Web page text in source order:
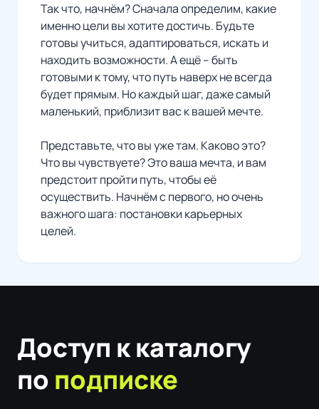
Так что, начнём? Сначала определим, какие
именно цели вы хотите достичь. Будьте
готовы учиться, адаптироваться, искать и
находить возможности. А ещё – быть
готовыми к тому, что путь наверх не всегда
будет прямым. Но каждый шаг, даже самый
маленький, приблизит вас к вашей мечте.
Представьте, что вы уже там. Каково это?
Что вы чувствуете? Это ваша мечта, и вам
предстоит пройти путь, чтобы её
осуществить. Начнём с первого, но очень
важного шага: постановки карьерных
целей.
Доступ к каталогу
по подписке